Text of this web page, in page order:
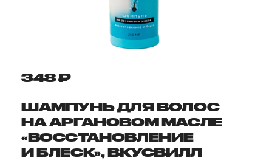
348 ₽
ШАМПУНЬ ДЛЯ ВОЛОС
НА АРГАНОВОМ МАСЛЕ
«ВОССТАНОВЛЕНИЕ
И БЛЕСК», ВКУСВИЛЛ